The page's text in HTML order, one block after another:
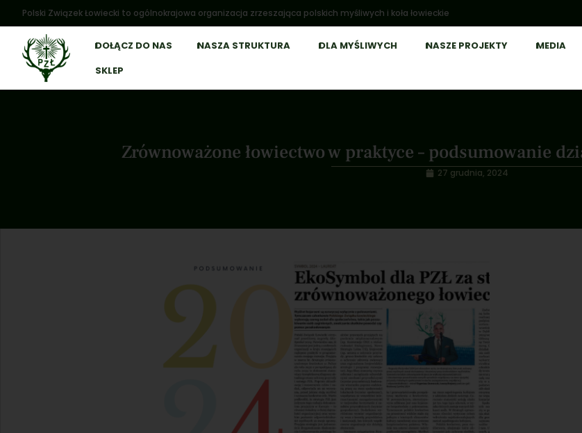
Polski Związek Łowiecki to ogólnokrajowa organizacja zrzeszająca polskich myśliwych i koła łowieckie
DOŁĄCZ DO NAS NASZA STRUKTURA DLA MYŚLIWYCH NASZE PROJEKTY
MEDIA
SKLEP
Zrównoważone łowiectwo w praktyce – podsumowanie
27 grudnia, 2024